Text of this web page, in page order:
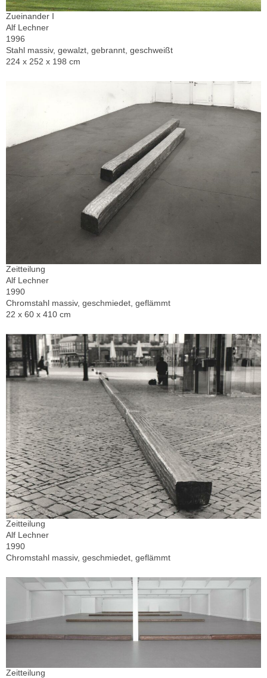
Zueinander I
Alf Lechner
1996
Stahl massiv, gewalzt, gebrannt, geschweißt
224 x 252 x 198 cm
Zeitteilung
Alf Lechner
1990
Chromstahl massiv, geschmiedet, geflämmt
22 x 60 x 410 cm
Zeitteilung
Alf Lechner
1990
Chromstahl massiv, geschmiedet, geflämmt
Zeitteilung